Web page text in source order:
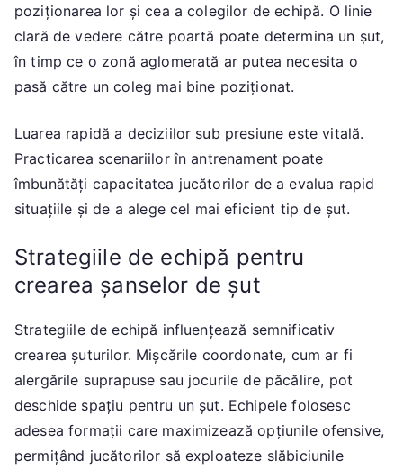
poziționarea lor și cea a colegilor de echipă. O linie
clară de vedere către poartă poate determina un șut,
în timp ce o zonă aglomerată ar putea necesita o
pasă către un coleg mai bine poziționat.
Luarea rapidă a deciziilor sub presiune este vitală.
Practicarea scenariilor în antrenament poate
îmbunătăți capacitatea jucătorilor de a evalua rapid
situațiile și de a alege cel mai eficient tip de șut.
Strategiile de echipă pentru
crearea șanselor de șut
Strategiile de echipă influențează semnificativ
crearea șuturilor. Mișcările coordonate, cum ar fi
alergările suprapuse sau jocurile de păcălire, pot
deschide spațiu pentru un șut. Echipele folosesc
adesea formații care maximizează opțiunile ofensive,
permițând jucătorilor să exploateze slăbiciunile